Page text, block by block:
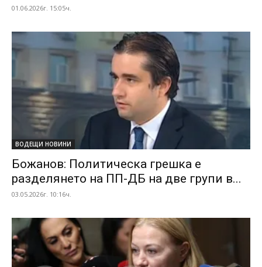
01.06.2026г. 15:05ч.
ВОДЕЩИ НОВИНИ
Божанов: Политическа грешка е
разделянето на ПП-ДБ на две групи в...
03.05.2026г. 10:16ч.